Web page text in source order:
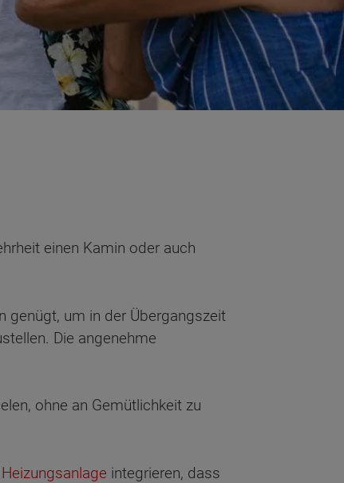
einen Kamin oder auch
genügt, um in der Übergangszeit
Die angenehme
ohne an Gemütlichkeit zu
Heizungsanlage integrieren, dass